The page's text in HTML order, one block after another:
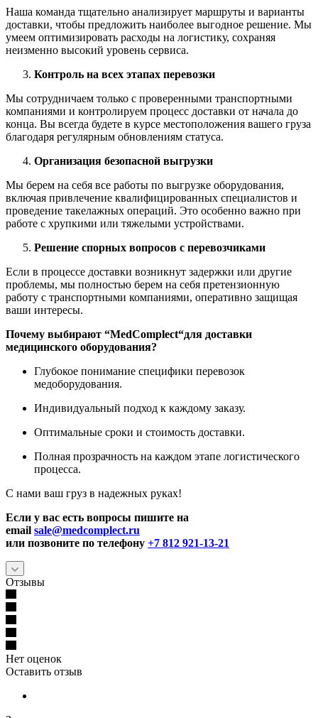
Наша команда тщательно анализирует маршруты и варианты
доставки, чтобы предложить наиболее выгодное решение. Мы
умеем оптимизировать расходы на логистику, сохраняя
неизменно высокий уровень сервиса.
Контроль на всех этапах перевозки
Мы сотрудничаем только с проверенными транспортными
компаниями и контролируем процесс доставки от начала до
конца. Вы всегда будете в курсе местоположения вашего груза
благодаря регулярным обновлениям статуса.
Организация безопасной выгрузки
Мы берем на себя все работы по выгрузке оборудования,
включая привлечение квалифицированных специалистов и
проведение такелажных операций. Это особенно важно при
работе с хрупкими или тяжелыми устройствами.
Решение спорных вопросов с перевозчиками
Если в процессе доставки возникнут задержки или другие
проблемы, мы полностью берем на себя претензионную
работу с транспортными компаниями, оперативно защищая
ваши интересы.
Почему выбирают “MedComplect“для доставки
медицинского оборудования?
Глубокое понимание специфики перевозок
медоборудования.
Индивидуальный подход к каждому заказу.
Оптимальные сроки и стоимость доставки.
Полная прозрачность на каждом этапе логистического
процесса.
С нами ваш груз в надежных руках!
Если у вас есть вопросы пишите на
email sale@medcomplect.ru
или позвоните по телефону +7 812 921-13-21
Отзывы
Нет оценок
Оставить отзыв